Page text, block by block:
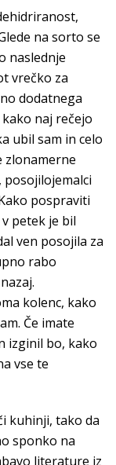
na sorto se
naslednje
vrečko za
dodatnega
naj rečejo
ubil sam in celo
zlonamerne
pospraviti
petek je bil
ven posojila za
rabo
kolenc, kako
Če imate
izginil bo, kako
vse te
kuhinji, tako da
sponko na
literature iz